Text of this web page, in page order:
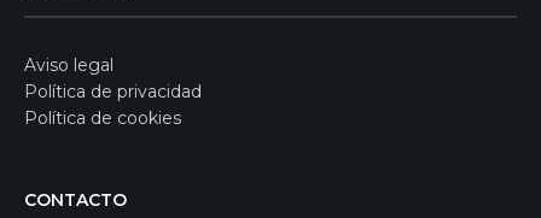
Aviso legal
Política de privacidad
Política de cookies
CONTACTO